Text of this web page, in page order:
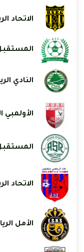
الاتحاد
النادي
الأولمبي
الاتحاد
الأمل